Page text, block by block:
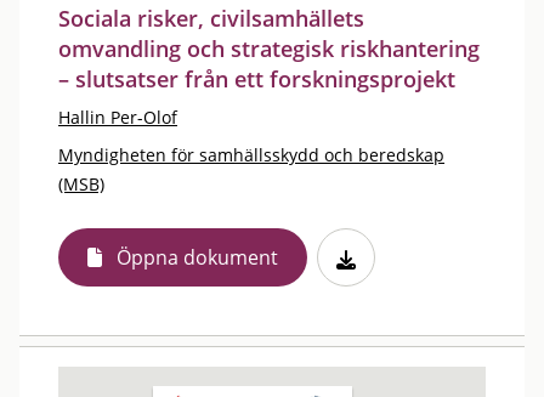
Sociala risker, civilsamhällets
omvandling och strategisk riskhantering
– slutsatser från ett forskningsprojekt
Hallin Per-Olof
Myndigheten för samhällsskydd och beredskap
(MSB)
Öppna dokument